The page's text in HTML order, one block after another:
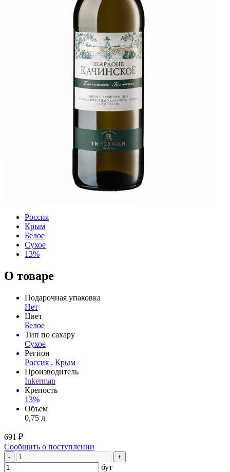
Россия
Крым
Белое
Сухое
13%
О товаре
Подарочная упаковка
Нет
Цвет
Белое
Тип по сахару
Сухое
Регион
Россия , Крым
Производитель
Inkerman
Крепость
13%
Объем
0,75 л
691 ₽
Сообщить о поступлении
- +
бут